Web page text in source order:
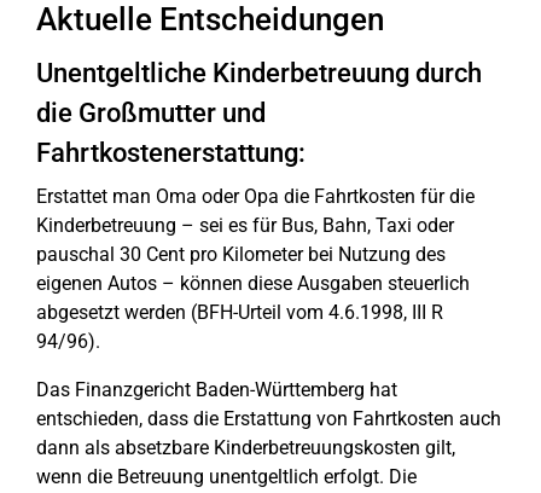
Aktuelle Entscheidungen
Unentgeltliche Kinderbetreuung durch
die Großmutter und
Fahrtkostenerstattung:
Erstattet man Oma oder Opa die Fahrtkosten für die
Kinderbetreuung – sei es für Bus, Bahn, Taxi oder
pauschal 30 Cent pro Kilometer bei Nutzung des
eigenen Autos – können diese Ausgaben steuerlich
abgesetzt werden (BFH-Urteil vom 4.6.1998, III R
94/96).
Das Finanzgericht Baden-Württemberg hat
entschieden, dass die Erstattung von Fahrtkosten auch
dann als absetzbare Kinderbetreuungskosten gilt,
wenn die Betreuung unentgeltlich erfolgt. Die